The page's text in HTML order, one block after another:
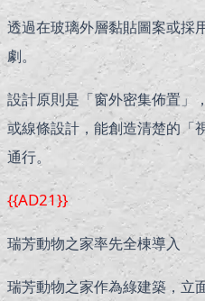
透過在玻璃外層黏貼圖案或採
劇。
設計原則是「窗外密集佈置」
或線條設計，能創造清楚的「
通行。
{{AD21}}
瑞芳動物之家率先全棟導入
瑞芳動物之家作為綠建築，立